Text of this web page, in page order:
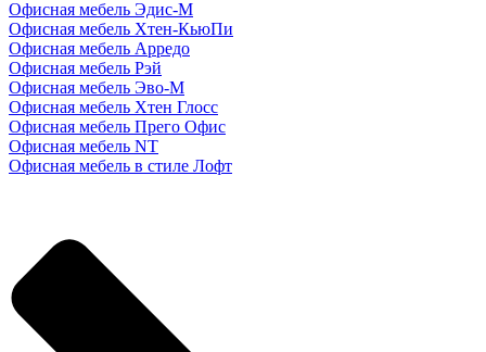
Офисная мебель Эдис-M
Офисная мебель Хтен-КьюПи
Офисная мебель Арредо
Офисная мебель Рэй
Офисная мебель Эво-M
Офисная мебель Хтен Глосс
Офисная мебель Прего Офис
Офисная мебель NT
Офисная мебель в стиле Лофт